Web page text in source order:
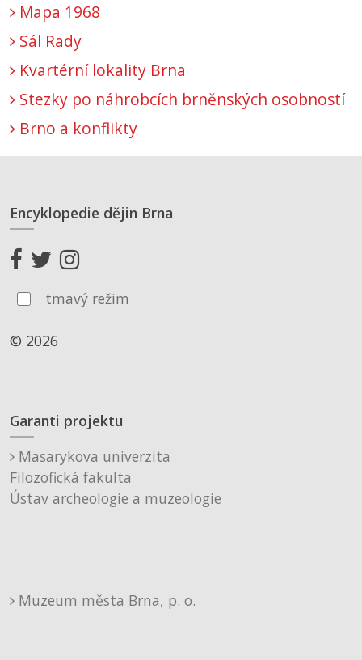
Mapa 1968
Sál Rady
Kvartérní lokality Brna
Stezky po náhrobcích brněnských osobností
Brno a konflikty
Encyklopedie dějin Brna
tmavý režim
© 2026
Garanti projektu
Masarykova univerzita
Filozofická fakulta
Ústav archeologie a muzeologie
Muzeum města Brna, p. o.